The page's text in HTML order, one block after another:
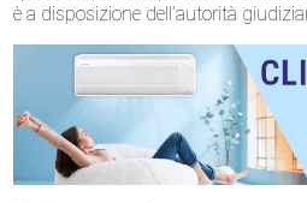
è a disposizione dell’autorità